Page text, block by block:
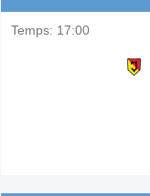
Temps: 17:00